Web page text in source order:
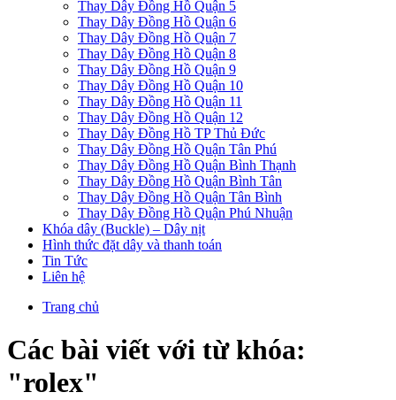
Thay Dây Đồng Hồ Quận 5
Thay Dây Đồng Hồ Quận 6
Thay Dây Đồng Hồ Quận 7
Thay Dây Đồng Hồ Quận 8
Thay Dây Đồng Hồ Quận 9
Thay Dây Đồng Hồ Quận 10
Thay Dây Đồng Hồ Quận 11
Thay Dây Đồng Hồ Quận 12
Thay Dây Đồng Hồ TP Thủ Đức
Thay Dây Đồng Hồ Quận Tân Phú
Thay Dây Đồng Hồ Quận Bình Thạnh
Thay Dây Đồng Hồ Quận Bình Tân
Thay Dây Đồng Hồ Quận Tân Bình
Thay Dây Đồng Hồ Quận Phú Nhuận
Khóa dây (Buckle) – Dây nịt
Hình thức đặt dây và thanh toán
Tin Tức
Liên hệ
Trang chủ
Các bài viết với từ khóa:
"rolex"